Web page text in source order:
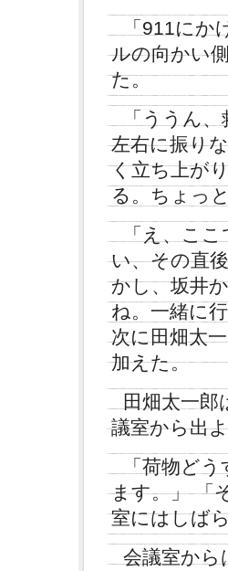
「911に
ルの向かい
た。
「ううん
左右に振り
く立ち上が
る。ちょっ
「え、こ
い、その直
かし、坂井
ね。一緒に
次に田畑太
加えた。
田畑太一
議室から出
「荷物ど
ます。」 「
室にはしば
会議室から